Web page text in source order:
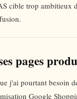
cible trop ambitieux
pages
j'ai pourtant besoin
Google